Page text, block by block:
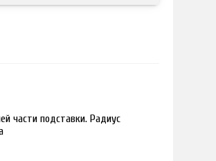
части подставки. Радиус